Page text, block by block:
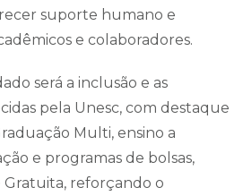
suporte humano e
e colaboradores.
será a inclusão e as
pela Unesc, com destaque
Multi, ensino a
e programas de bolsas,
Gratuita, reforçando o